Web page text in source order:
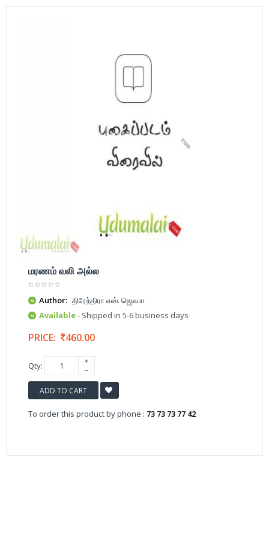
மரணம் வலி அல்ல
Author: திரேந்திரா எஸ். ஜெஃபா
Available- Shipped in 5-6 business days
PRICE: 460.00
Qty:
ADD TO CART
To order this product by phone : 73 73 73 77 42